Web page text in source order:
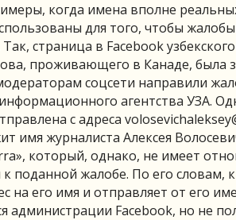
когда имена вполне
для того, чтобы
страница в Facebook
проживающего в Канаде, была
соцсети направили
агентства УЗА.
с адреса
имя журналиста Алексея
который, однако, не имеет
к поданной жалобе. По его словам,
на его имя и отправляет от его
администрации Facebook, но не